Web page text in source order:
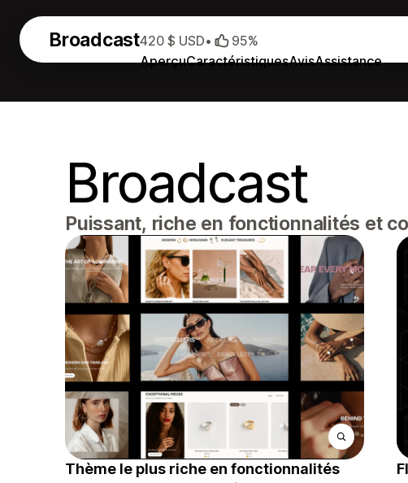
Broadcast
AperçuCaractéristiquesAvisAssistance
420 $ USD• 95%
Broadcast
Puissant, riche en fonctionnalités et
Thème le plus riche en fonctionnalités